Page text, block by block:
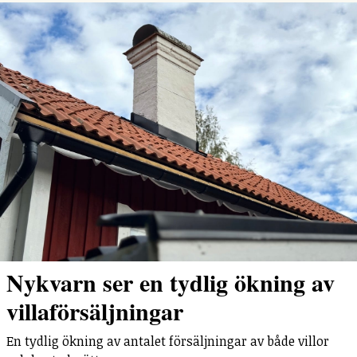
Nykvarn ser en tydlig ökning av
villaförsäljningar
En tydlig ökning av antalet försäljningar av både villor